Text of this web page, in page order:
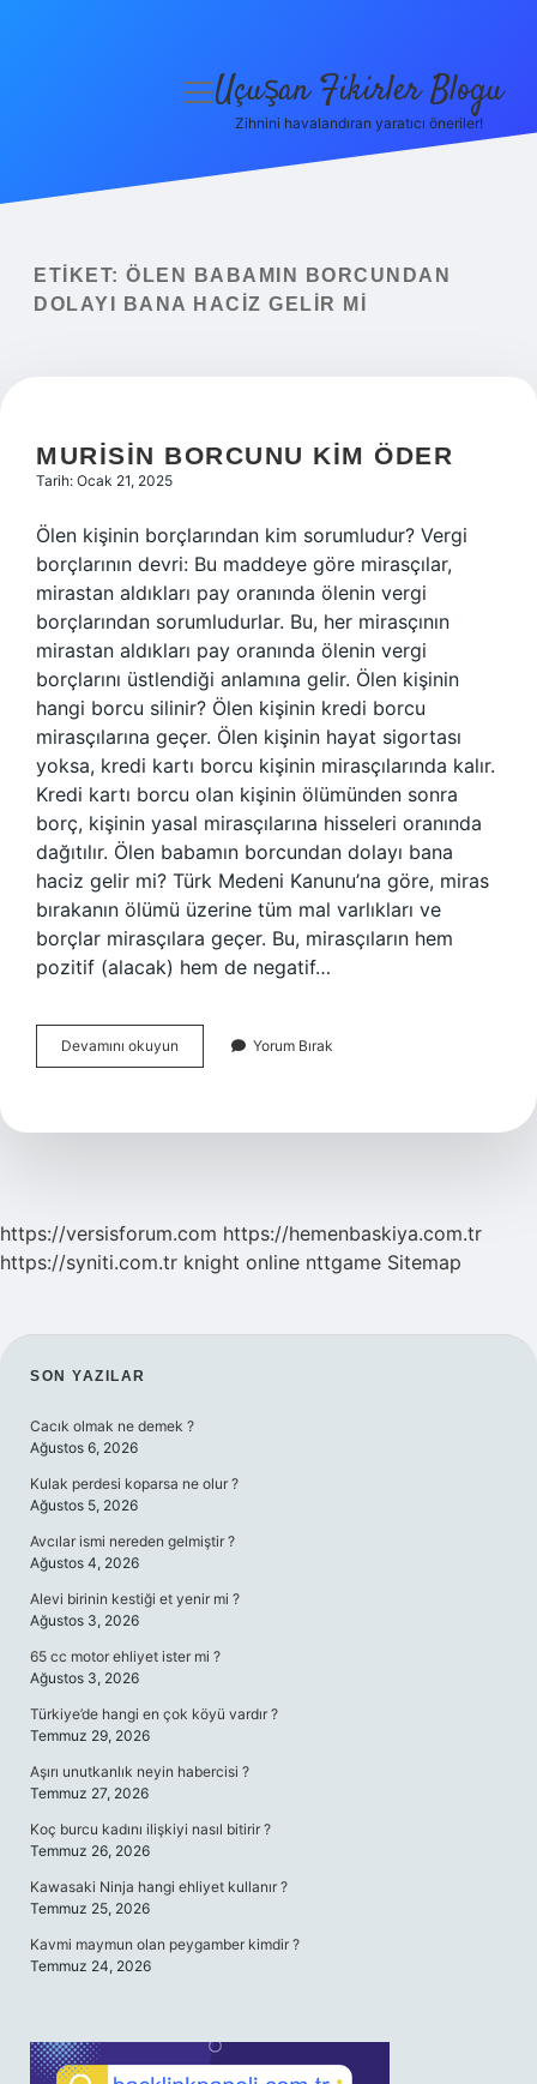
Yasal Uyarı
menüyü
Uçuşan Fikirler Blogu
Zihnini havalandıran yaratıcı öneriler!
ETIKET: ÖLEN BABAMIN BORCUNDAN
DOLAYI BANA HACIZ GELIR MI
MURISIN BORCUNU KIM ÖDER
Tarih: Ocak 21, 2025
Ölen kişinin borçlarından kim sorumludur? Vergi
borçlarının devri: Bu maddeye göre mirasçılar,
mirastan aldıkları pay oranında ölenin vergi
borçlarından sorumludurlar. Bu, her mirasçının
mirastan aldıkları pay oranında ölenin vergi
borçlarını üstlendiği anlamına gelir. Ölen kişinin
hangi borcu silinir? Ölen kişinin kredi borcu
mirasçılarına geçer. Ölen kişinin hayat sigortası
yoksa, kredi kartı borcu kişinin mirasçılarında kalır.
Kredi kartı borcu olan kişinin ölümünden sonra
borç, kişinin yasal mirasçılarına hisseleri oranında
dağıtılır. Ölen babamın borcundan dolayı bana
haciz gelir mi? Türk Medeni Kanunu’na göre, miras
bırakanın ölümü üzerine tüm mal varlıkları ve
borçlar mirasçılara geçer. Bu, mirasçıların hem
pozitif (alacak) hem de negatif…
Devamını okuyun
Borcunu
Yorum Bırak
https://versisforum.com https://hemenbaskiya.com.tr
https://syniti.com.tr knight online nttgame Sitemap
SIDEBAR
SON YAZILAR
Cacık olmak ne demek ?
Ağustos 6, 2026
Kulak perdesi koparsa ne olur ?
Ağustos 5, 2026
Avcılar ismi nereden gelmiştir ?
Ağustos 4, 2026
Alevi birinin kestiği et yenir mi ?
Ağustos 3, 2026
65 cc motor ehliyet ister mi ?
Ağustos 3, 2026
Türkiye’de hangi en çok köyü vardır ?
Temmuz 29, 2026
Aşırı unutkanlık neyin habercisi ?
Temmuz 27, 2026
Koç burcu kadını ilişkiyi nasıl bitirir ?
Temmuz 26, 2026
Kawasaki Ninja hangi ehliyet kullanır ?
Temmuz 25, 2026
Kavmi maymun olan peygamber kimdir ?
Temmuz 24, 2026